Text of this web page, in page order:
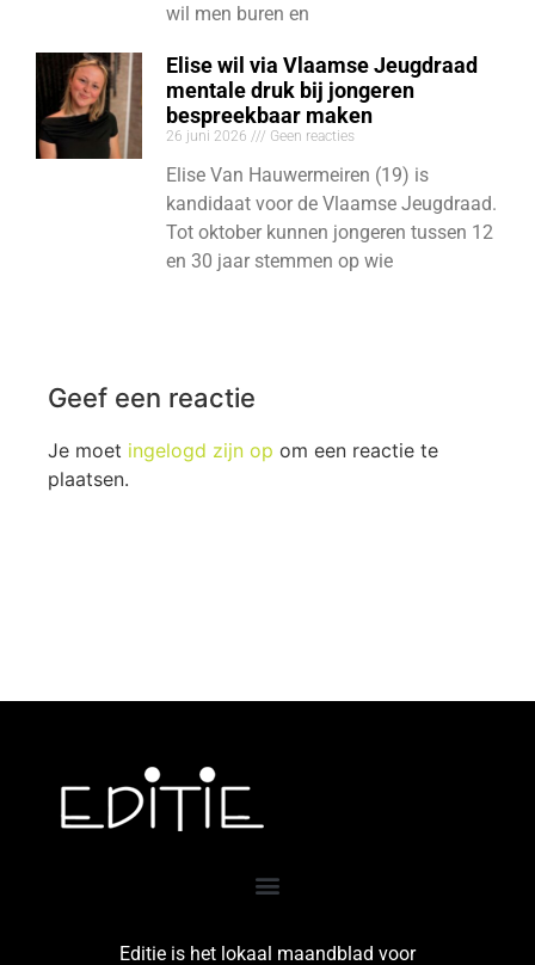
wil men buren en
Elise wil via Vlaamse Jeugdraad
mentale druk bij jongeren
bespreekbaar maken
26 juni 2026 Geen reacties
Elise Van Hauwermeiren (19) is
kandidaat voor de Vlaamse Jeugdraad.
Tot oktober kunnen jongeren tussen 12
en 30 jaar stemmen op wie
Geef een reactie
Je moet ingelogd zijn op om een reactie te
plaatsen.
Editie is het lokaal maandblad voor